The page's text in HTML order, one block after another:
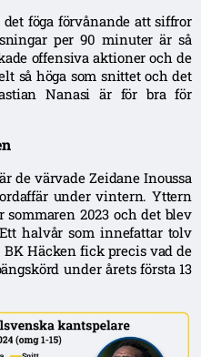
föga förvånande att siffror
per 90 minuter är så
offensiva aktioner och de
så höga som snittet och det
Nanasi är för bra för
de värvade Zeidane Inoussa
under vintern. Yttern
2023 och det blev
halvår som innefattar tolv
Häcken fick precis vad de
under årets första 13